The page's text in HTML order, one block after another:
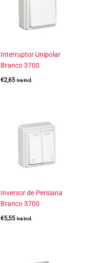
Interruptor Unipolar
Branco 3700
€2,65 iva incl.
Inversor de Persiana
Branco 3700
€5,55 iva incl.